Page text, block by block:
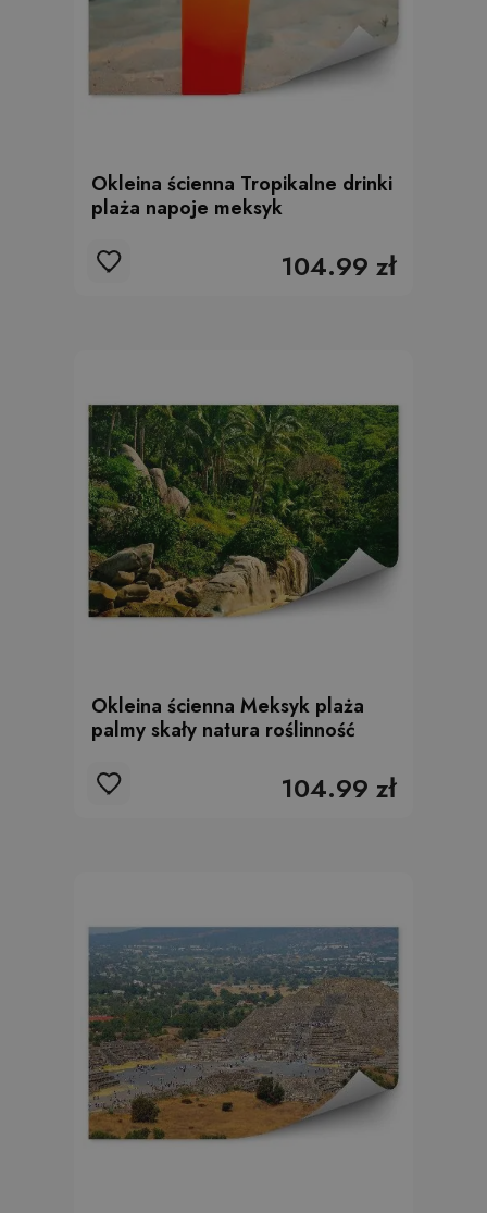
Okleina ścienna Tropikalne drinki
plaża napoje meksyk
104.99 zł
Okleina ścienna Meksyk plaża
palmy skały natura roślinność
104.99 zł